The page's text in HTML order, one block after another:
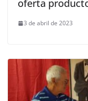
oferta
3 de abril de 2023